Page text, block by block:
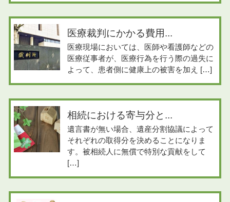
医療裁判にかかる費用...
医療現場においては、医師や看護師などの
医療従事者が、医療行為を行う際の過失に
よって、患者側に健康上の被害を加え […]
相続における寄与分と...
遺言書が無い場合、遺産分割協議によって
それぞれの取得分を決めることになりま
す。被相続人に無償で特別な貢献をして
[…]